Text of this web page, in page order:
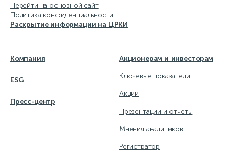
Перейти на основной сайт
Политика конфиденциальности
Раскрытие информации на ЦРКИ
Компания
ESG
Пресс-центр
Акционерам и инвесторам
Ключевые показатели
Акции
Презентации и отчеты
Мнения аналитиков
Регистратор